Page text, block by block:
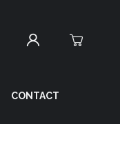
CONTACT